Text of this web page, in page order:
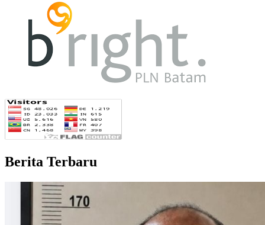
Berita Terbaru